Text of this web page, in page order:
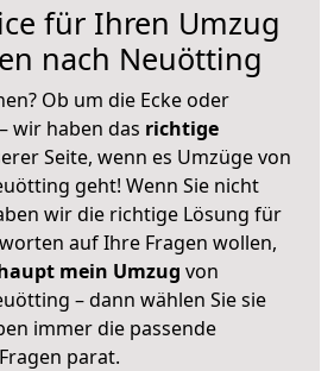
für Ihren Umzug
nach Neuötting
Ob um die Ecke oder
wir haben das richtige
Seite, wenn es Umzüge von
geht! Wenn Sie nicht
wir die richtige Lösung für
auf Ihre Fragen wollen,
mein Umzug von
– dann wählen Sie sie
immer die passende
parat.